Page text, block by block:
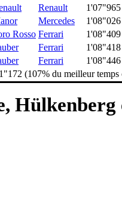
Renault
1'07"965
Mercedes
1'08"026
Rosso Ferrari
1'08"409
Ferrari
1'08"418
Ferrari
1'08"446
(107% du meilleur temps
Hülkenberg